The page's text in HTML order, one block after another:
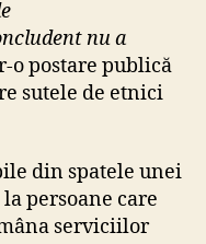
nu a
o postare publică
sutele de etnici
din spatele unei
persoane care
serviciilor